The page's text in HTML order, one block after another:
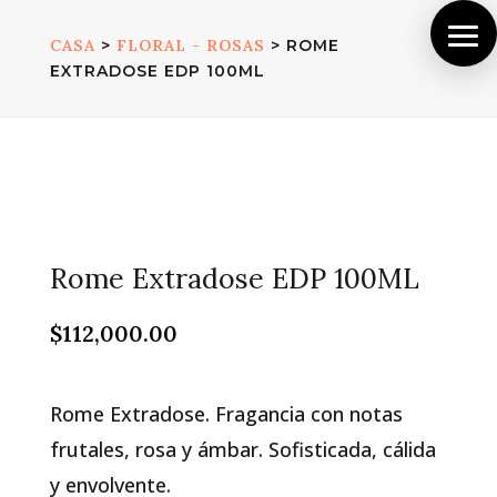
CASA > FLORAL - ROSAS > ROME
EXTRADOSE EDP 100ML
Rome Extradose EDP 100ML
$112,000.00
Rome Extradose. Fragancia con notas
frutales, rosa y ámbar. Sofisticada, cálida
y envolvente.